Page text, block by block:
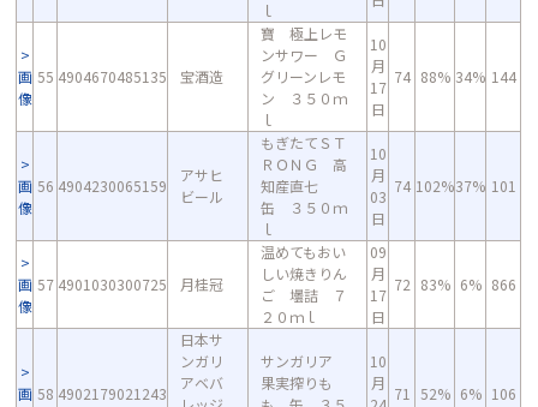
ｌ
画
像
55 4904670485135 宝酒造
寶 極上レモ
ンサワー Ｇ
グリーンレモ
ン ３５０ｍ
ｌ
10
月
17
日
74 88% 34% 144
画
像
56 4904230065159
アサヒ
ビール
もぎたてＳＴ
ＲＯＮＧ 高
知産直七
缶 ３５０ｍ
ｌ
10
月
03
日
74 102%37% 101
画
像
57 4901030300725 月桂冠
温めてもおい
しい焼きりん
ご 壜詰 ７
２０ｍｌ
09
月
17
日
72 83% 6% 866
画 58 4902179021243
日本サ
ンガリ
アベバ
サンガリア
果実搾りも
10
月
71 52% 6% 106